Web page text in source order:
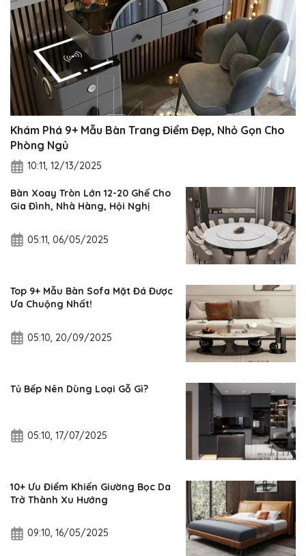
Khám Phá 9+ Mẫu Bàn Trang Điểm Đẹp, Nhỏ Gọn Cho
Phòng Ngủ
10:11, 12/13/2025
Bàn Xoay Tròn Lớn 12-20 Ghế Cho
Gia Đình, Nhà Hàng, Hội Nghị
05:11, 06/05/2025
Top 9+ Mẫu Bàn Sofa Mặt Đá Được
Ưa Chuộng Nhất!
05:10, 20/09/2025
Tủ Bếp Nên Dùng Loại Gỗ Gì?
05:10, 17/07/2025
10+ Ưu Điểm Khiến Giường Bọc Da
Trở Thành Xu Hướng
09:10, 16/05/2025